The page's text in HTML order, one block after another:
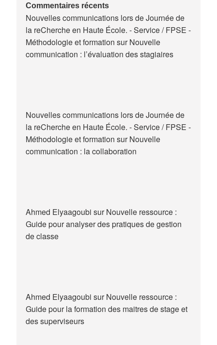
de
stage
en
Belgique
Commentaires récents
Nouvelles communications lors de Journée de
la reCherche en Haute École. - Service / FPSE -
Méthodologie et formation surNouvelle
communication : l’évaluation des stagiaires
Nouvelles communications lors de Journée de
la reCherche en Haute École. - Service / FPSE -
Méthodologie et formation surNouvelle
communication : la collaboration
Ahmed Elyaagoubi surNouvelle ressource :
Guide pour analyser des pratiques de gestion
de classe
Ahmed Elyaagoubi surNouvelle ressource :
Guide pour la formation des maitres de stage et
des superviseurs